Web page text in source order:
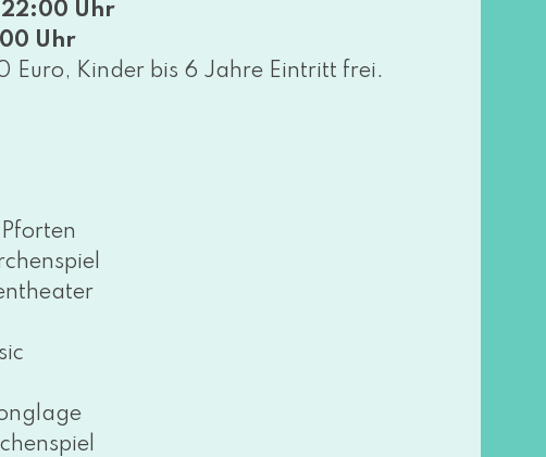
Uhr
Uhr
Euro, Kinder bis 6 Jahre Eintritt frei.